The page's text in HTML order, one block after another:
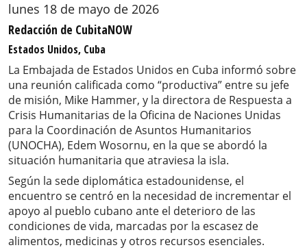
lunes 18 de mayo de 2026
Redacción de CubitaNOW
Estados Unidos, Cuba
La Embajada de Estados Unidos en Cuba informó sobre
una reunión calificada como “productiva” entre su jefe
de misión, Mike Hammer, y la directora de Respuesta a
Crisis Humanitarias de la Oficina de Naciones Unidas
para la Coordinación de Asuntos Humanitarios
(UNOCHA), Edem Wosornu, en la que se abordó la
situación humanitaria que atraviesa la isla.
Según la sede diplomática estadounidense, el
encuentro se centró en la necesidad de incrementar el
apoyo al pueblo cubano ante el deterioro de las
condiciones de vida, marcadas por la escasez de
alimentos, medicinas y otros recursos esenciales.